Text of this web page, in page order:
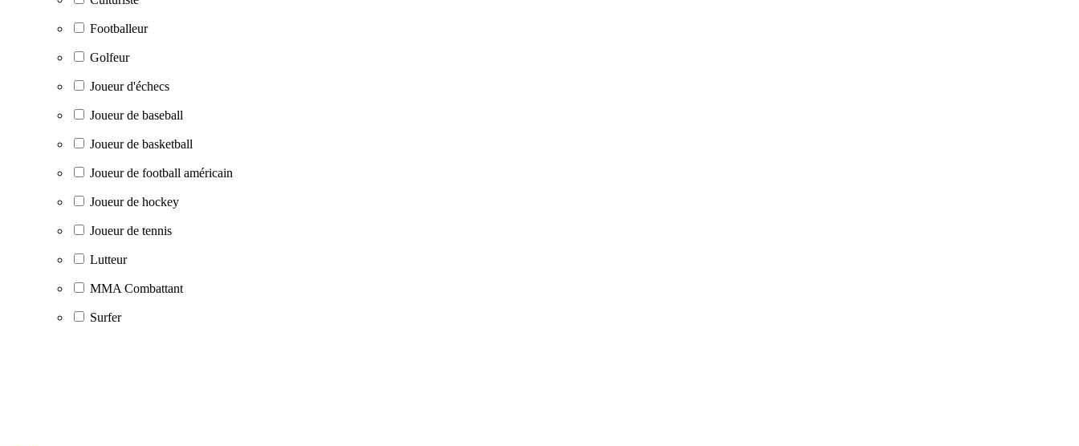
Footballeur
Golfeur
Joueur d'échecs
Joueur de baseball
Joueur de basketball
Joueur de football américain
Joueur de hockey
Joueur de tennis
Lutteur
MMA Combattant
Surfer